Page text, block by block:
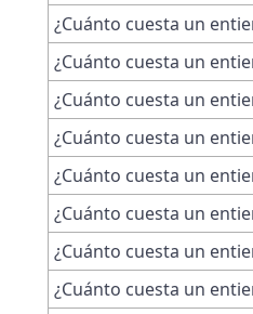
¿Cuánto cuesta un
¿Cuánto cuesta un
¿Cuánto cuesta un
¿Cuánto cuesta un
¿Cuánto cuesta un
¿Cuánto cuesta un
¿Cuánto cuesta un
¿Cuánto cuesta un